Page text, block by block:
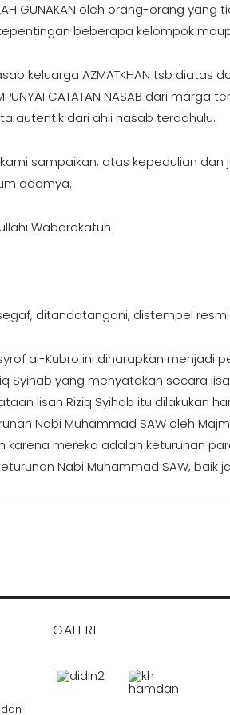
GUNAKAN oleh orang-orang
beberapa kelompok
keluarga AZMATKHAN tsb diatas
CATATAN NASAB dari marga
autentik dari ahli nasab terdahulu.
sampaikan, atas kepedulian
adamya.
Wabarakatuh
ditandatangani, distempel
al-Kubro ini diharapkan menjadi
Syihab yang menyatakan secara
lisan Riziq Syihab itu dilakukan
Nabi Muhammad SAW oleh
karena mereka adalah keturunan
Nabi Muhammad SAW, baik
GALERI